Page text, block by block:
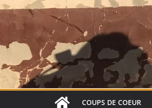
COUPS DE COEUR